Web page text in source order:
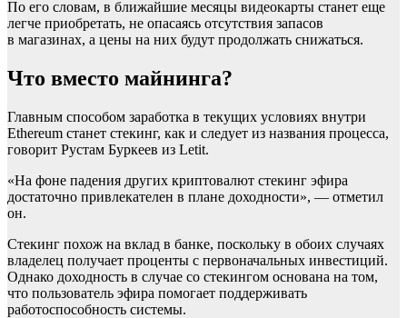
По его словам, в ближайшие месяцы видеокарты станет еще
легче приобретать, не опасаясь отсутствия запасов
в магазинах, а цены на них будут продолжать снижаться.
Что вместо майнинга?
Главным способом заработка в текущих условиях внутри
Ethereum станет стекинг, как и следует из названия процесса,
говорит Рустам Буркеев из Letit.
«На фоне падения других криптовалют стекинг эфира
достаточно привлекателен в плане доходности», — отметил
он.
Стекинг похож на вклад в банке, поскольку в обоих случаях
владелец получает проценты с первоначальных инвестиций.
Однако доходность в случае со стекингом основана на том,
что пользователь эфира помогает поддерживать
работоспособность системы.